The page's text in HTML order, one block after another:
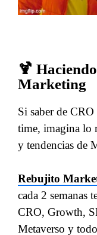
🍹
Marketing
Si saber de
time, imagina lo
y tendencias de
Rebujito
cada 2 semanas
CRO, Growth,
Metaverso y